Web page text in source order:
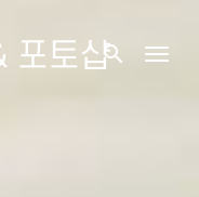
포토샵search